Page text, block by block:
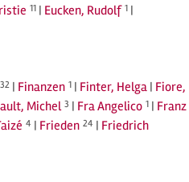
11 | Eucken, Rudolf 1 |
32 | Finanzen 1 | Finter, Helga | Fiore,
Michel 3 | Fra Angelico 1 | Franz
4 | Frieden 24 | Friedrich